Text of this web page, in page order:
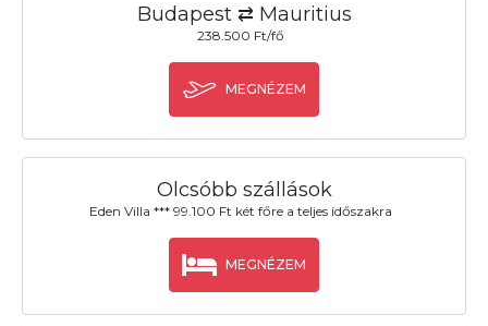
Budapest ⇄ Mauritius
238.500 Ft/fő
MEGNÉZEM
Olcsóbb szállások
Eden Villa *** 99.100 Ft két főre a teljes időszakra
MEGNÉZEM